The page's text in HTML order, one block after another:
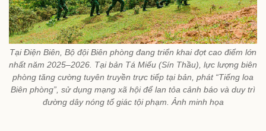
Tại Điện Biên, Bộ đội Biên phòng đang triển khai đợt cao điểm lớn
nhất năm 2025–2026. Tại bản Tá Miếu (Sín Thầu), lực lượng biên
phòng tăng cường tuyên truyền trực tiếp tại bản, phát “Tiếng loa
Biên phòng”, sử dụng mạng xã hội để lan tỏa cảnh báo và duy trì
đường dây nóng tố giác tội phạm. Ảnh minh họa